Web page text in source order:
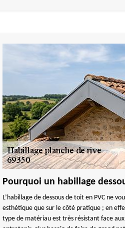
Pourquoi un habillage
L’habillage de dessous de toit en PVC ne
esthétique que sur le côté pratique ; en
type de matériau est très résistant face